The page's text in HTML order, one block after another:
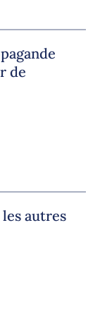
de
autres